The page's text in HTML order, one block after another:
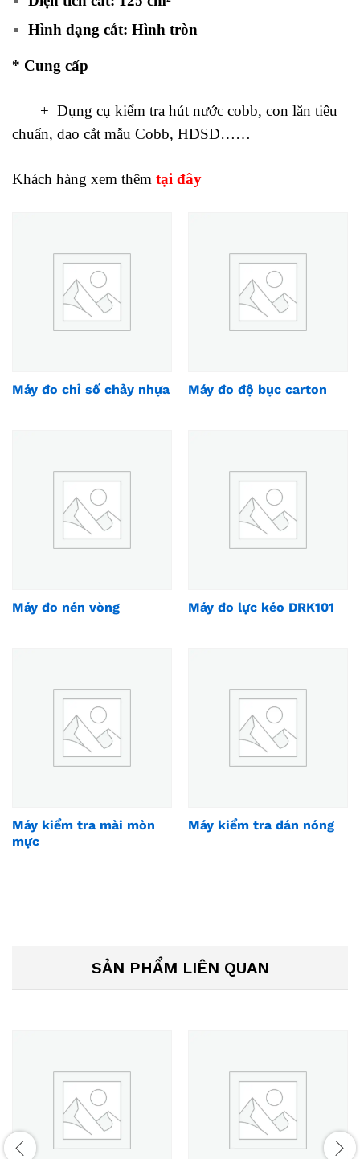
Hình dạng cắt: Hình tròn
* Cung cấp
+ Dụng cụ kiểm tra hút nước cobb, con lăn tiêu
chuẩn, dao cắt mẫu Cobb, HDSD……
Khách hàng xem thêm tại đây
Máy đo chỉ số chảy nhựa Máy đo độ bục carton
Máy đo nén vòng Máy đo lực kéo DRK101
Máy kiểm tra mài mòn
mực
Máy kiểm tra dán nóng
SẢN PHẨM LIÊN QUAN